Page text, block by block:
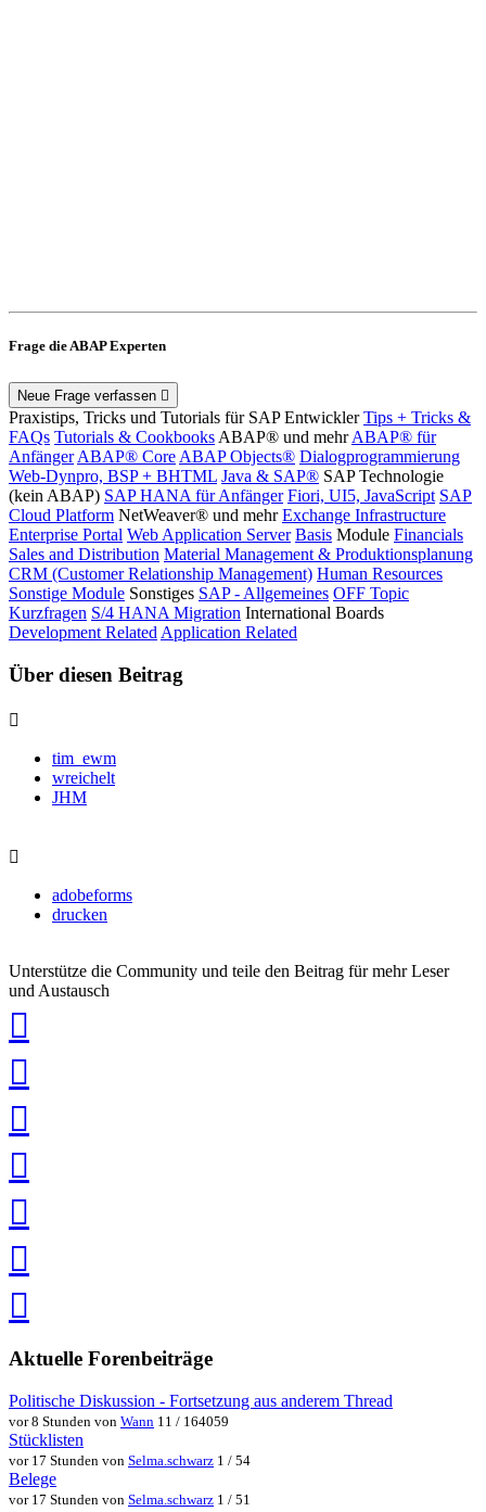
Frage die ABAP Experten
Neue Frage verfassen
Praxistips, Tricks und Tutorials für SAP Entwickler Tips + Tricks &
FAQs Tutorials & Cookbooks ABAP® und mehr ABAP® für
Anfänger ABAP® Core ABAP Objects® Dialogprogrammierung
Web-Dynpro, BSP + BHTML Java & SAP® SAP Technologie
(kein ABAP) SAP HANA für Anfänger Fiori, UI5, JavaScript SAP
Cloud Platform NetWeaver® und mehr Exchange Infrastructure
Enterprise Portal Web Application Server Basis Module Financials
Sales and Distribution Material Management & Produktionsplanung
CRM (Customer Relationship Management) Human Resources
Sonstige Module Sonstiges SAP - Allgemeines OFF Topic
Kurzfragen S/4 HANA Migration International Boards
Development Related Application Related
Über diesen Beitrag
tim_ewm
wreichelt
JHM
adobeforms
drucken
Unterstütze die Community und teile den Beitrag für mehr Leser
und Austausch
teilen
teilen
teilen
teilen
speichern
via
teilenteilen
Aktuelle Forenbeiträge
Politische Diskussion - Fortsetzung aus anderem Thread
vor 8 Stunden von Wann 11 / 164059
Stücklisten
vor 17 Stunden von Selma.schwarz 1 / 54
Belege
vor 17 Stunden von Selma.schwarz 1 / 51